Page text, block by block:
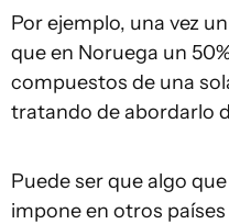
Por ejemplo, una vez
que en Noruega un
compuestos de una
tratando de abordarlo
Puede ser que algo
impone en otros